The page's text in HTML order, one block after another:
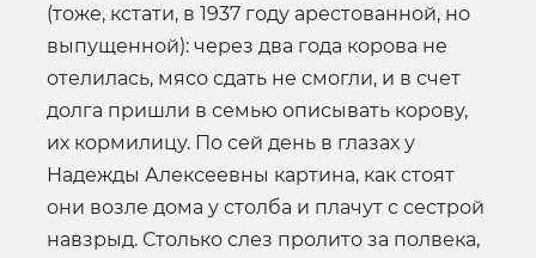
(тоже, кстати, в 1937 году арестованной, но
выпущенной): через два года корова не
отелилась, мясо сдать не смогли, и в счет
долга пришли в семью описывать корову,
их кормилицу. По сей день в глазах у
Надежды Алексеевны картина, как стоят
они возле дома у столба и плачут с сестрой
навзрыд. Столько слез пролито за полвека,